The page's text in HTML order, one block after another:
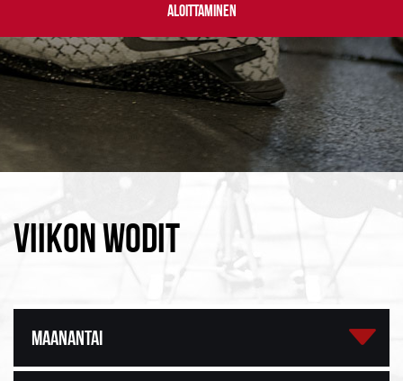
ALOITTAMINEN
VIIKON WODIT
MAANANTAI